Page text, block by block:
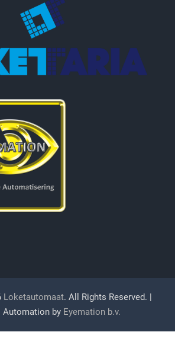
Loketautomaat. All Rights Reserved. |
Automation by Eyemation b.v.